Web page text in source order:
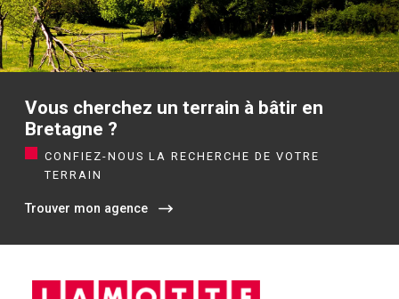
Vous cherchez un terrain à bâtir en
Bretagne ?
CONFIEZ-NOUS LA RECHERCHE DE VOTRE
TERRAIN
Trouver mon agence